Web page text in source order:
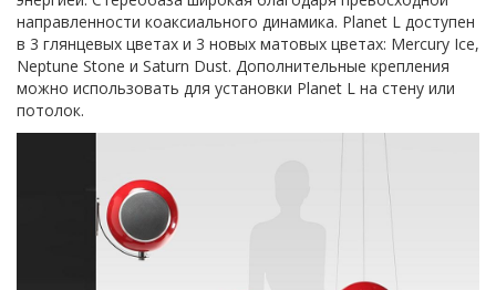
направленности коаксиального динамика. Planet L доступен
в 3 глянцевых цветах и 3 новых матовых цветах: Mercury Ice,
Neptune Stone и Saturn Dust. Дополнительные крепления
можно использовать для установки Planet L на стену или
потолок.